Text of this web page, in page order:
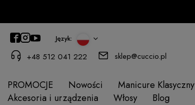
Język:
+48 512 041 222 sklep@cuccio.pl
PROMOCJE Nowości Manicure Klasyczny
Akcesoria i urządzenia
Włosy Blog